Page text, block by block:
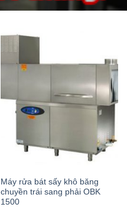
Máy rửa bát sấy khô băng
chuyền trái sang phải OBK
1500